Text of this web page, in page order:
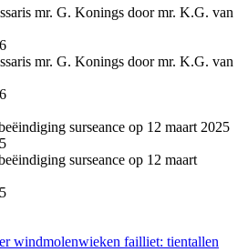
mr. G. Konings door mr. K.G. van
mr. G. Konings door mr. K.G. van
surseance op 12 maart 2025
surseance op 12 maart
windmolenwieken failliet: tientallen